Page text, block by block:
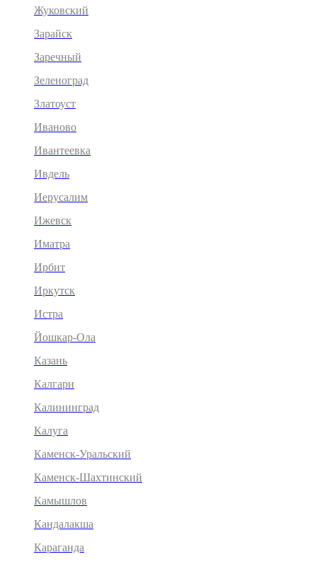
Жуковский
Зарайск
Заречный
Зеленоград
Златоуст
Иваново
Ивантеевка
Ивдель
Иерусалим
Ижевск
Иматра
Ирбит
Иркутск
Истра
Йошкар-Ола
Казань
Калгари
Калининград
Калуга
Каменск-Уральский
Каменск-Шахтинский
Камышлов
Кандалакша
Караганда